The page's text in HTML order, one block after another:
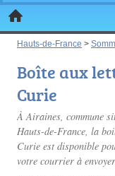
Hauts-de-France >
Boîte aux
Curie
À Airaines, commune
Hauts-de-France, la
Curie est disponible
votre courrier à